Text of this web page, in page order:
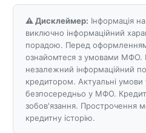
⚠️ Дисклеймер: Інформація
виключно інформаційний
порадою. Перед
ознайомтеся з умовами МФО.
незалежний інформаційний
кредитором. Актуальні умови
безпосередньо у МФО.
зобов'язання. Прострочення
кредитну історію.